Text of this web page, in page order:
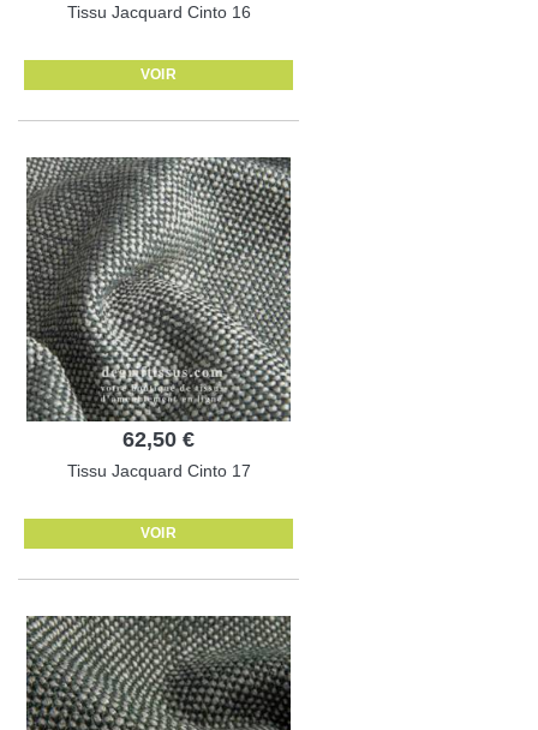
Tissu Jacquard Cinto 16
VOIR
62,50 €
Tissu Jacquard Cinto 17
VOIR